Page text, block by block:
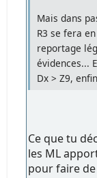
Mais dans
R3 se fera
reportage
évidences...
Dx > Z9,
Ce que tu
les ML
pour faire